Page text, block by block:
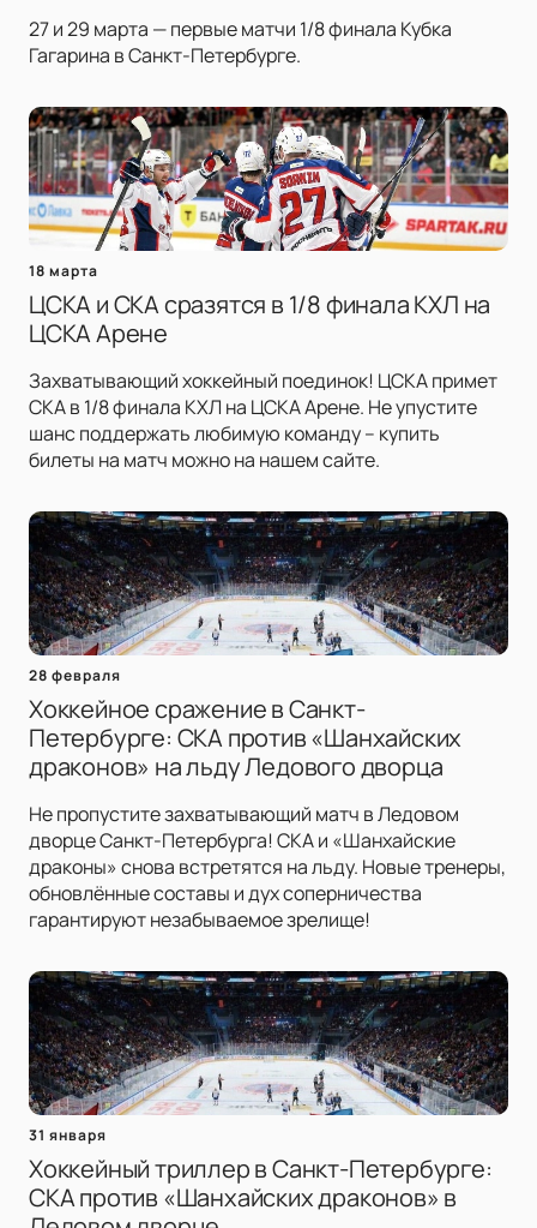
27 и 29 марта — первые матчи 1/8 финала Кубка
Гагарина в Санкт-Петербурге.
18 марта
ЦСКА и СКА сразятся в 1/8 финала КХЛ на
ЦСКА Арене
Захватывающий хоккейный поединок! ЦСКА примет
СКА в 1/8 финала КХЛ на ЦСКА Арене. Не упустите
шанс поддержать любимую команду – купить
билеты на матч можно на нашем сайте.
28 февраля
Хоккейное сражение в Санкт-
Петербурге: СКА против «Шанхайских
драконов» на льду Ледового дворца
Не пропустите захватывающий матч в Ледовом
дворце Санкт-Петербурга! СКА и «Шанхайские
драконы» снова встретятся на льду. Новые тренеры,
обновлённые составы и дух соперничества
гарантируют незабываемое зрелище!
31 января
Хоккейный триллер в Санкт-Петербурге:
СКА против «Шанхайских драконов» в